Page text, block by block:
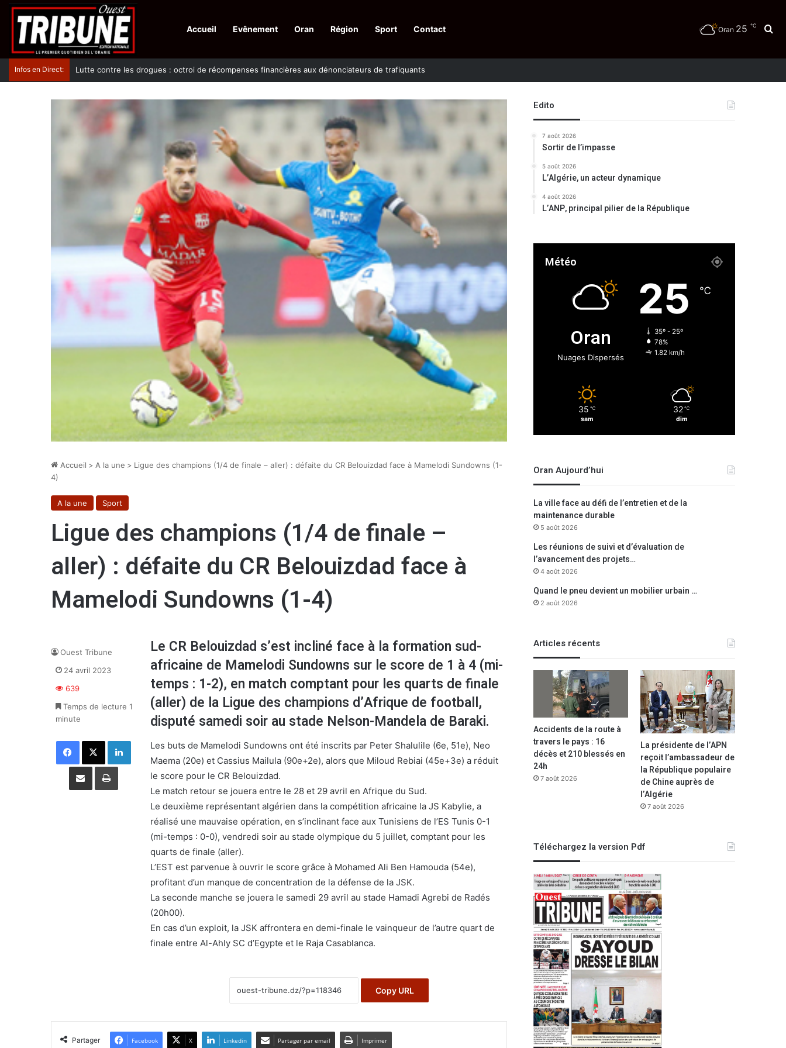
Accueil Evênement Oran Région Sport Contact Oran 25 ℃
Infos en Direct: Lutte contre les drogues : octroi de récompenses financières aux dénonciateurs de trafiquants
Accueil > A la une > Ligue des champions (1/4 de finale – aller) : défaite du CR Belouizdad face à Mamelodi Sundowns (1-
4)
A la une Sport
Ligue des champions (1/4 de finale –
aller) : défaite du CR Belouizdad face à
Mamelodi Sundowns (1-4)
Le CR Belouizdad s’est incliné face à la formation sud-
africaine de Mamelodi Sundowns sur le score de 1 à 4 (mi-
temps : 1-2), en match comptant pour les quarts de finale
(aller) de la Ligue des champions d’Afrique de football,
disputé samedi soir au stade Nelson-Mandela de Baraki.
Les buts de Mamelodi Sundowns ont été inscrits par Peter Shalulile (6e, 51e), Neo
Maema (20e) et Cassius Mailula (90e+2e), alors que Miloud Rebiai (45e+3e) a réduit
le score pour le CR Belouizdad.
Le match retour se jouera entre le 28 et 29 avril en Afrique du Sud.
Le deuxième représentant algérien dans la compétition africaine la JS Kabylie, a
réalisé une mauvaise opération, en s’inclinant face aux Tunisiens de l’ES Tunis 0-1
(mi-temps : 0-0), vendredi soir au stade olympique du 5 juillet, comptant pour les
quarts de finale (aller).
L’EST est parvenue à ouvrir le score grâce à Mohamed Ali Ben Hamouda (54e),
profitant d’un manque de concentration de la défense de la JSK.
La seconde manche se jouera le samedi 29 avril au stade Hamadi Agrebi de Radés
(20h00).
En cas d’un exploit, la JSK affrontera en demi-finale le vainqueur de l’autre quart de
finale entre Al-Ahly SC d’Egypte et le Raja Casablanca.
Copy URL
Ouest Tribune
24 avril 2023
639
Temps de lecture 1
minute
Facebook X Linkedin
Partager par email Imprimer
Partager Facebook X Linkedin Partager par email Imprimer
Edito
7 août 2026
Sortir de l’impasse
5 août 2026
L’Algérie, un acteur dynamique
4 août 2026
L’ANP, principal pilier de la République
Météo
Oran
Nuages Dispersés
25 ℃
35º - 25º
78%
1.82 km/h
35 ℃
sam
32 ℃
dim
Oran Aujourd’hui
La ville face au défi de l’entretien et de la
maintenance durable
5 août 2026
Les réunions de suivi et d’évaluation de
l’avancement des projets…
4 août 2026
Quand le pneu devient un mobilier urbain …
2 août 2026
Articles récents
Accidents de la route à
travers le pays : 16
décès et 210 blessés en
24h
7 août 2026
La présidente de l’APN
reçoit l’ambassadeur de
la République populaire
de Chine auprès de
l’Algérie
7 août 2026
Téléchargez la version Pdf